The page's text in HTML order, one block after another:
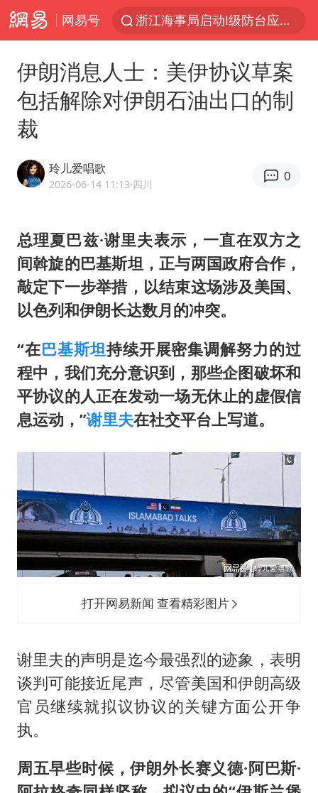
网易号
浙江海事局启动Ⅰ级防台应急响应
云南一地村民过火把节意外灼伤16人
预计“白海豚”明晚将在浙江舟山到福建福鼎一带沿海登陆
王虹邓煜的同学获统计学界诺贝尔奖
泰国校园枪击事件已致8死30余伤
光伏八巨头签署“不低于成本价”倡议
胡彦斌获《歌手2026》歌王
79岁老人被城管撞倒后离世案一审开庭
2名小孩玩手机低头幅度近乎折叠
四川宜宾地震网友称睡觉被摇醒
夯实基础开新局
伊朗消息人士：美伊协议草案
包括解除对伊朗石油出口的制
裁
玲儿爱唱歌
2026-06-14 11:13·四川
0
总理夏巴兹·谢里夫表示，一直在双方之
间斡旋的巴基斯坦，正与两国政府合作，
敲定下一步举措，以结束这场涉及美国、
以色列和伊朗长达数月的冲突。
“在巴基斯坦持续开展密集调解努力的过
程中，我们充分意识到，那些企图破坏和
平协议的人正在发动一场无休止的虚假信
息运动，”谢里夫在社交平台上写道。
打开网易新闻 查看精彩图片
谢里夫的声明是迄今最强烈的迹象，表明
谈判可能接近尾声，尽管美国和伊朗高级
官员继续就拟议协议的关键方面公开争
执。
周五早些时候，伊朗外长赛义德·阿巴斯·